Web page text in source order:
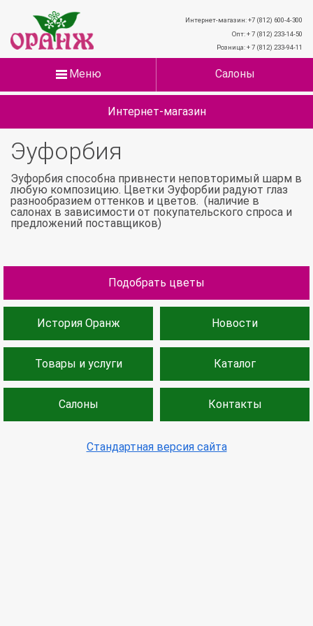
Интернет-магазин: +7 (812) 600-4-300
Опт: + 7 (812) 233-14-50
Розница: + 7 (812) 233-94-11
Меню Салоны
Интернет-магазин
Эуфорбия
Эуфорбия способна привнести неповторимый шарм в
любую композицию. Цветки Эуфорбии радуют глаз
разнообразием оттенков и цветов. (наличие в
салонах в зависимости от покупательского спроса и
предложений поставщиков)
Подобрать цветы
История Оранж Новости
Товары и услуги Каталог
Салоны Контакты
Стандартная версия сайта